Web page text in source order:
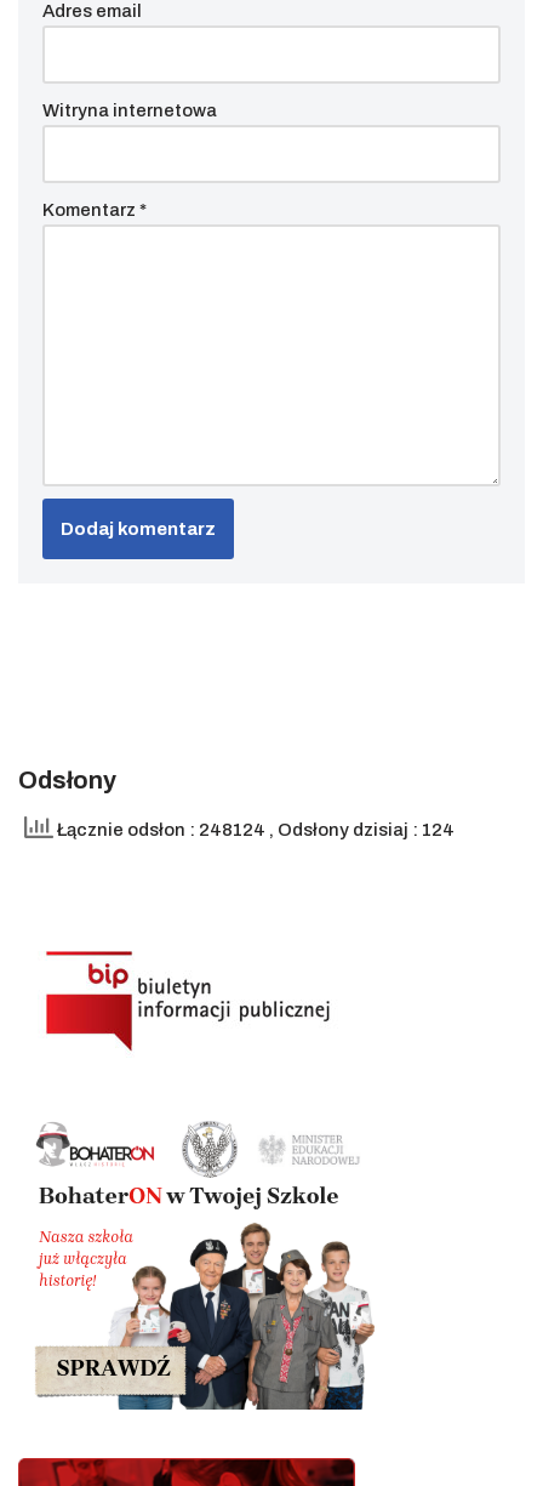
Adres email
Witryna internetowa
Komentarz *
Odsłony
Łącznie odsłon : 248124 , Odsłony dzisiaj : 124